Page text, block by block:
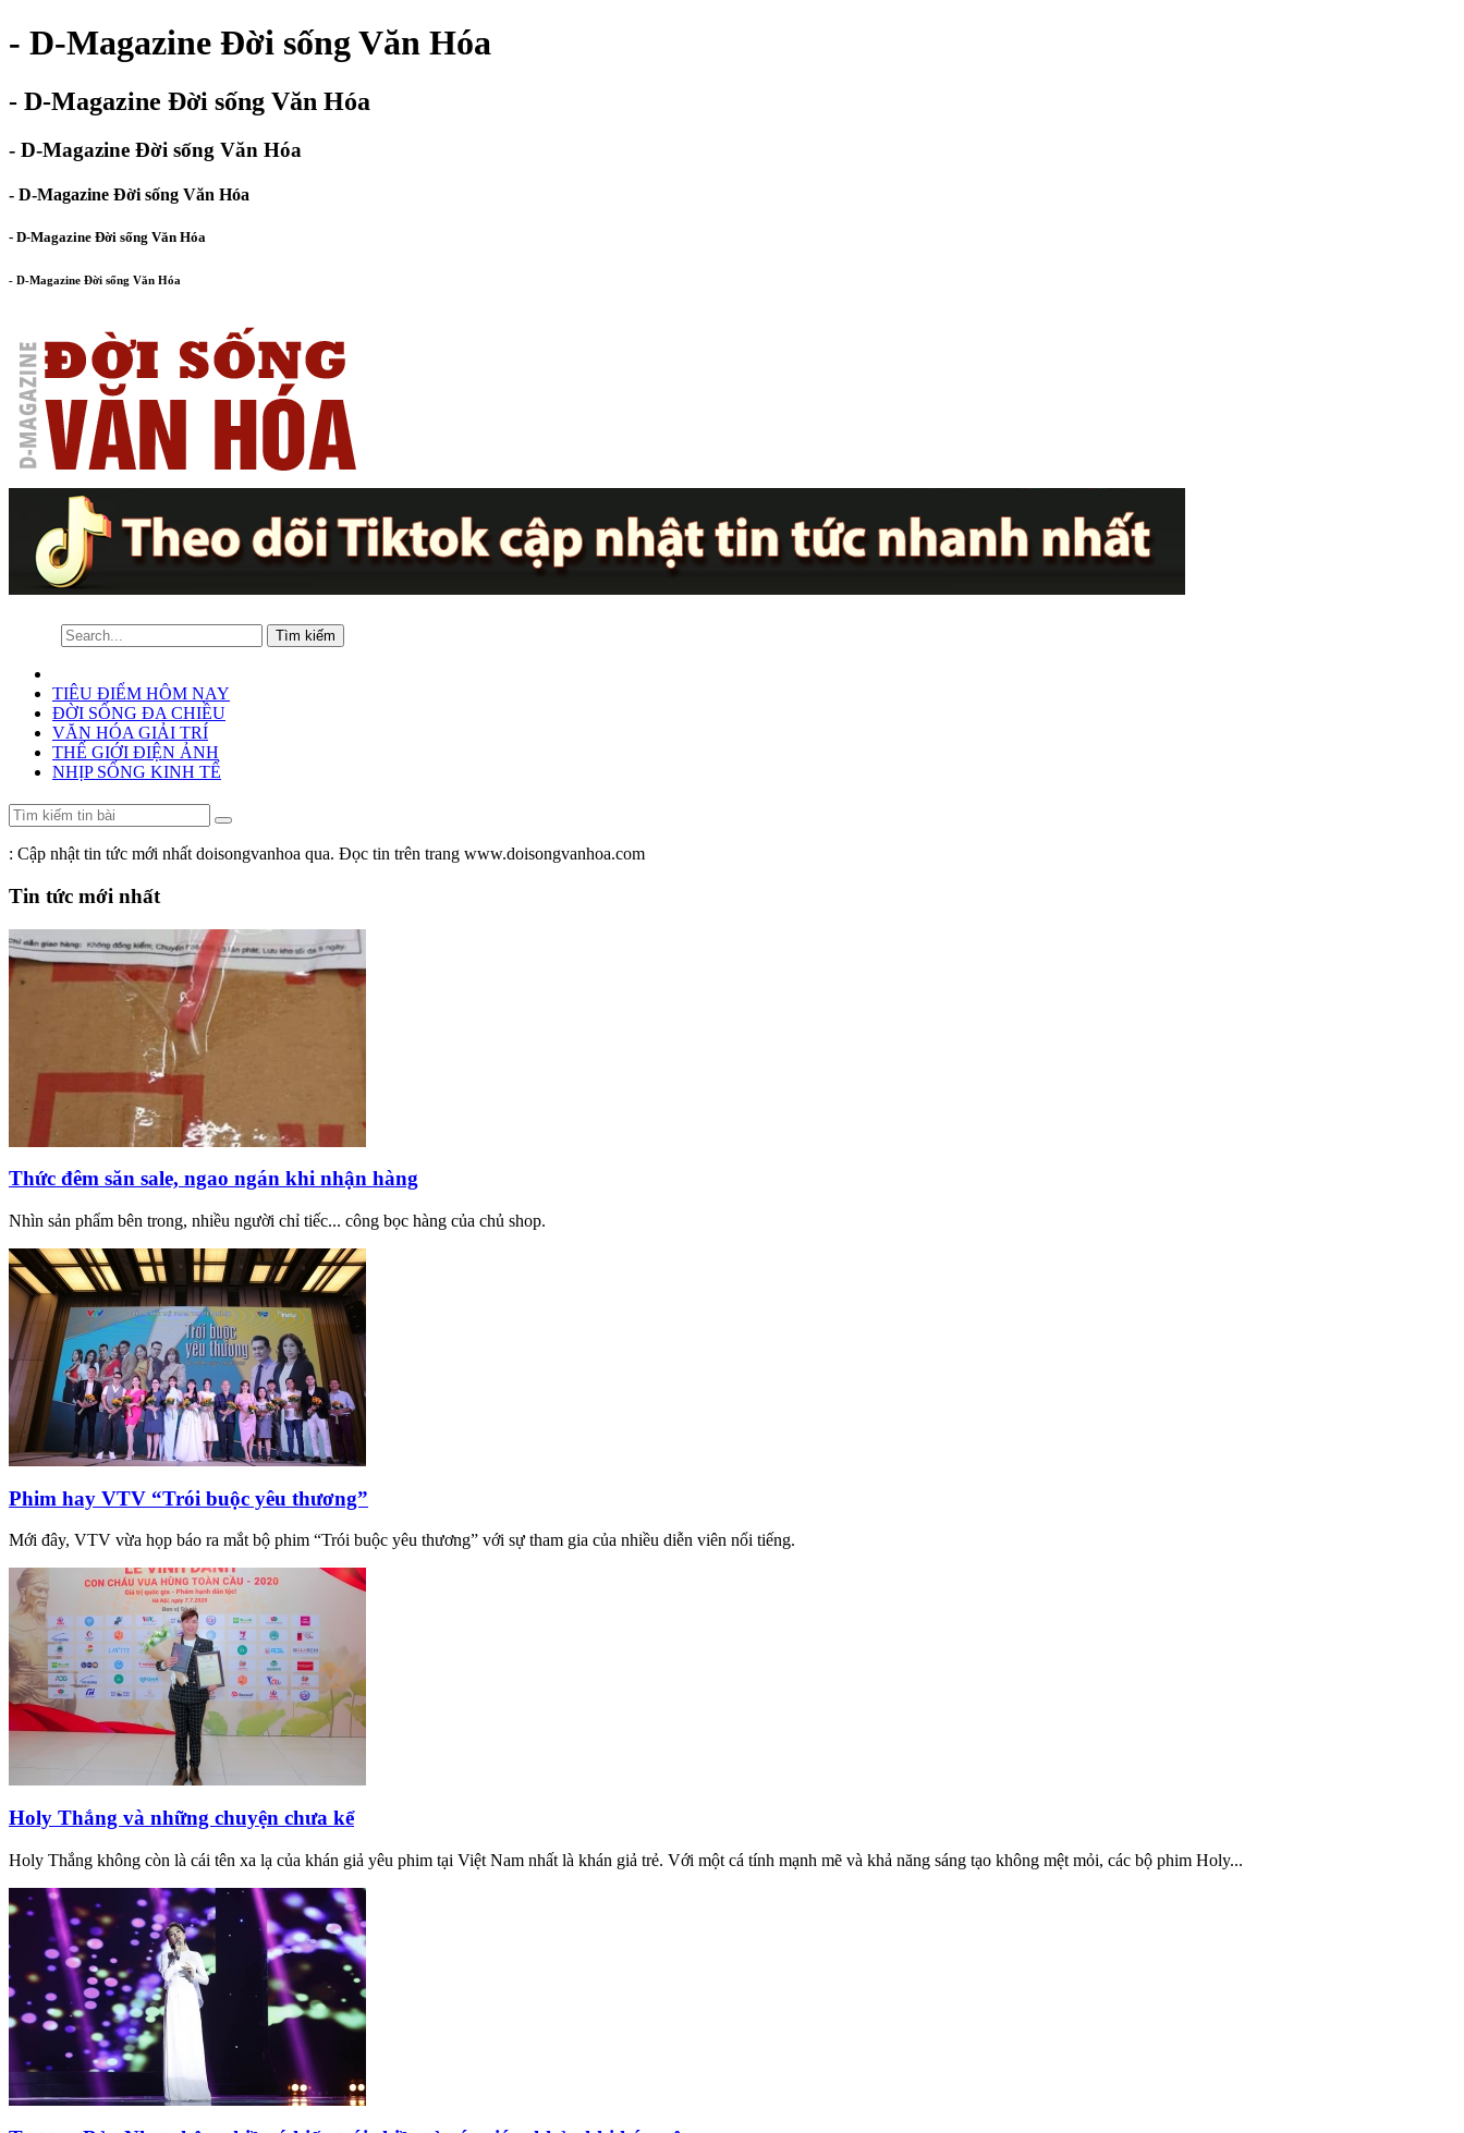
- D-Magazine Đời sống Văn Hóa
- D-Magazine Đời sống Văn Hóa
- D-Magazine Đời sống Văn Hóa
- D-Magazine Đời sống Văn Hóa
- D-Magazine Đời sống Văn Hóa
- D-Magazine Đời sống Văn Hóa
TIÊU ĐIỂM HÔM NAY
ĐỜI SỐNG ĐA CHIỀU
VĂN HÓA GIẢI TRÍ
THẾ GIỚI ĐIỆN ẢNH
NHỊP SỐNG KINH TẾ
: Cập nhật tin tức mới nhất doisongvanhoa qua. Đọc tin trên trang www.doisongvanhoa.com
Tin tức mới nhất
Thức đêm săn sale, ngao ngán khi nhận hàng
Nhìn sản phẩm bên trong, nhiều người chỉ tiếc... công bọc hàng của chủ shop.
Phim hay VTV “Trói buộc yêu thương”
Mới đây, VTV vừa họp báo ra mắt bộ phim “Trói buộc yêu thương” với sự tham gia của nhiều diễn viên nổi tiếng.
Holy Thắng và những chuyện chưa kể
Holy Thắng không còn là cái tên xa lạ của khán giả yêu phim tại Việt Nam nhất là khán giả trẻ. Với một cá tính mạnh mẽ và khả năng sáng tạo không mệt mỏi, các bộ phim Holy...